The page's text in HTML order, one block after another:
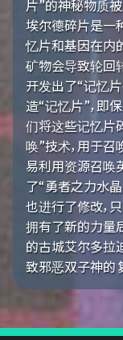
片”的神秘物质
埃尔德碎片是一
忆片和基因在内
矿物会导致轮回
开发出了“记忆
造“记忆片”，即
们将这些记忆片
唤”技术，用于召
易利用资源召唤
了“勇者之力水
也进行了修改，
拥有了新的力量
的古城艾尔多拉
致邪恶双子神